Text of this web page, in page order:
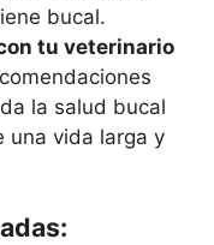
bucal.
tu veterinario
la salud bucal
una vida larga y